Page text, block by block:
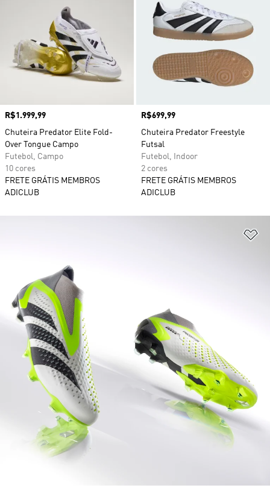
Preço
R$1.999,99
Chuteira Predator Elite Fold-
Over Tongue Campo
Futebol, Campo
10 cores
FRETE GRÁTIS MEMBROS
ADICLUB
Preço
R$699,99
Chuteira Predator Freestyle
Futsal
Futebol, Indoor
2 cores
FRETE GRÁTIS MEMBROS
ADICLUB